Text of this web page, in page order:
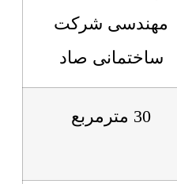
مهندسی شرکت
ساختمانی صاد
30 مترمربع